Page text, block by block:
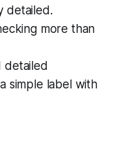
detailed.
more than
simple label with